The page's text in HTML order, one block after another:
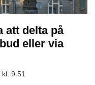
att delta på
eller via
9:51